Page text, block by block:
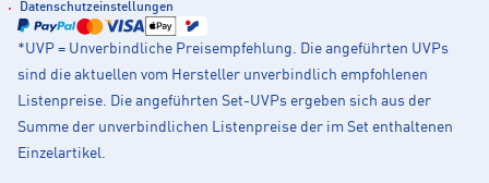
Datenschutzeinstellungen
*UVP = Unverbindliche Preisempfehlung. Die angeführten UVPs
sind die aktuellen vom Hersteller unverbindlich empfohlenen
Listenpreise. Die angeführten Set-UVPs ergeben sich aus der
Summe der unverbindlichen Listenpreise der im Set enthaltenen
Einzelartikel.